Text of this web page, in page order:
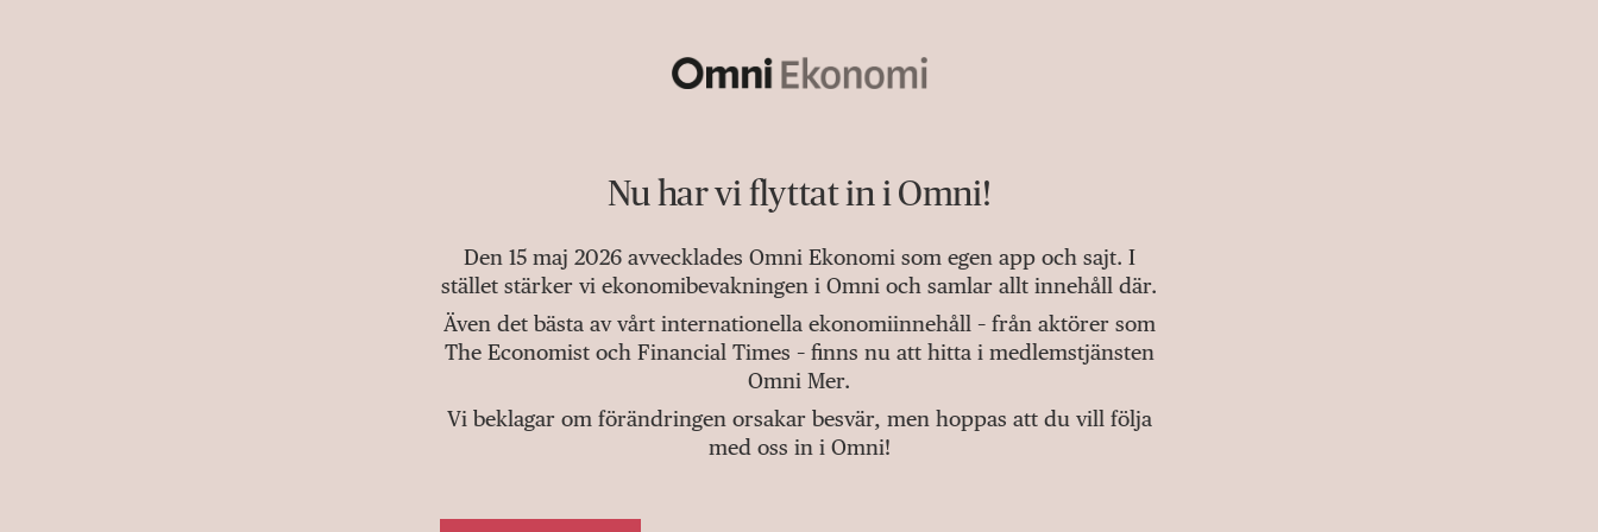
Nu har vi flyttat in i Omni!
Den 15 maj 2026 avvecklades Omni Ekonomi som egen app och sajt. I
stället stärker vi ekonomibevakningen i Omni och samlar allt innehåll där.
Även det bästa av vårt internationella ekonomiinnehåll – från aktörer som
The Economist och Financial Times – finns nu att hitta i medlemstjänsten
Omni Mer.
Vi beklagar om förändringen orsakar besvär, men hoppas att du vill följa
med oss in i Omni!